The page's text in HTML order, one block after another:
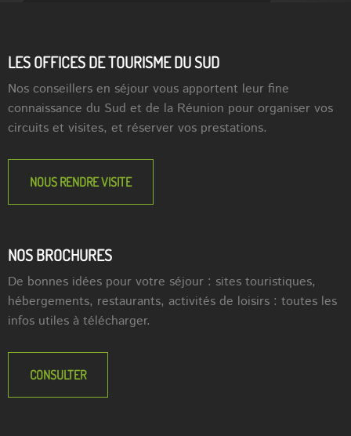
LES OFFICES DE TOURISME DU SUD
Nos conseillers en séjour vous apportent leur fine
connaissance du Sud et de la Réunion pour organiser vos
circuits et visites, et réserver vos prestations.
NOUS RENDRE VISITE
NOS BROCHURES
De bonnes idées pour votre séjour : sites touristiques,
hébergements, restaurants, activités de loisirs : toutes les
infos utiles à télécharger.
CONSULTER